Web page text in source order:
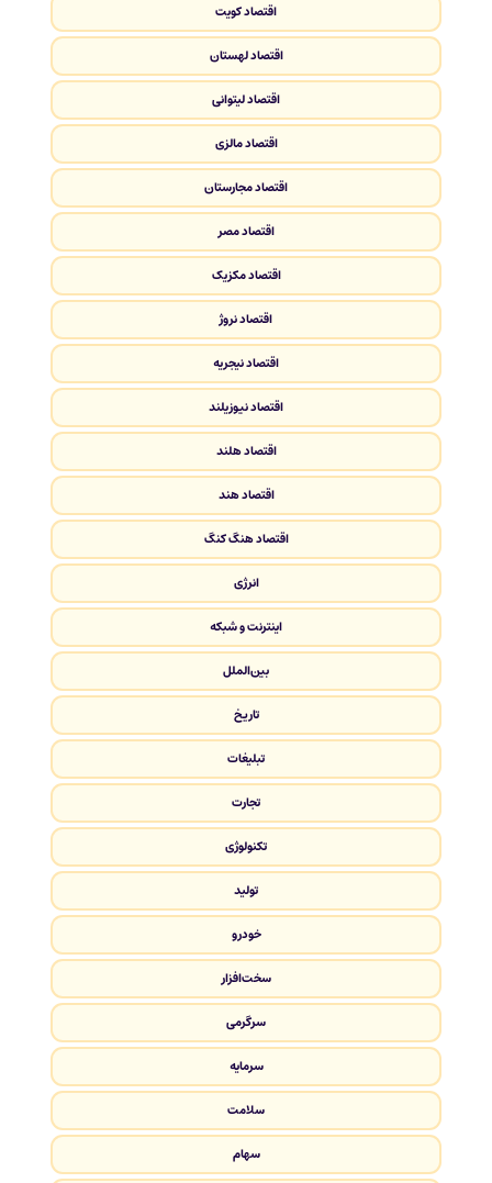
اقتصاد کویت
اقتصاد لهستان
اقتصاد لیتوانی
اقتصاد مالزی
اقتصاد مجارستان
اقتصاد مصر
اقتصاد مکزیک
اقتصاد نروژ
اقتصاد نیجریه
اقتصاد نیوزیلند
اقتصاد هلند
اقتصاد هند
اقتصاد هنگ کنگ
انرژی
اینترنت و شبکه
بین‌الملل
تاریخ
تبلیغات
تجارت
تکنولوژی
تولید
خودرو
سخت‌افزار
سرگرمی
سرمایه
سلامت
سهام